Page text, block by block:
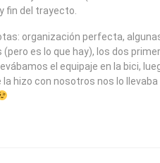
fin del trayecto.
organización perfecta,
es lo que hay), los dos
el equipaje en la bici,
la hizo con nosotros nos lo